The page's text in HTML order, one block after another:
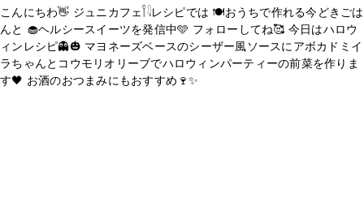
こんにちわ👋 ジュニカフェ𓌉𓇋レシピでは 🍽️おうちで作れる今どきごは
んと 🧁ヘルシースイーツを発信中🩵 フォローしてね🥰 今日はハロウ
ィンレシピ👻🎃 マヨネーズベースのシーザー風ソースにアボカドミイ
ラちゃんとコウモリオリーブでハロウィンパーティーの前菜を作りま
す🖤 お酒のおつまみにもおすすめ🍷✨